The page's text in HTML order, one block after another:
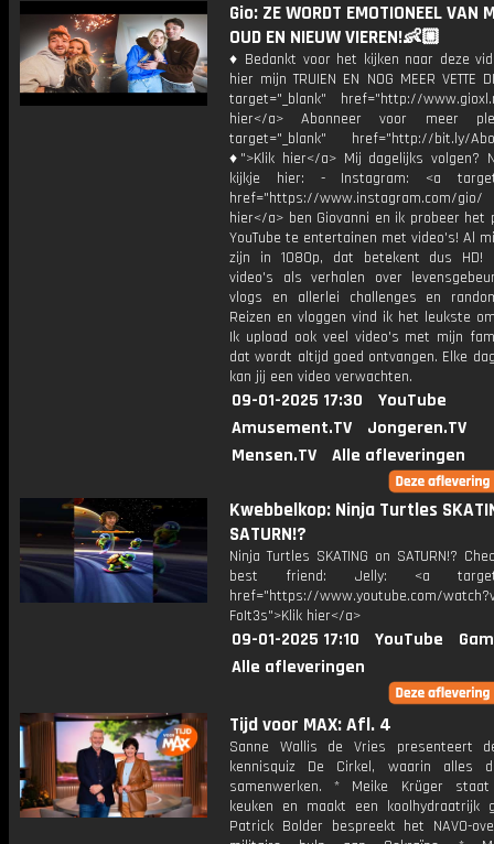
Gio: ZE WORDT EMOTIONEEL VAN
OUD EN NIEUW VIEREN!👶🏼
♦ Bedankt voor het kijken naar deze
hier mijn TRUIEN EN NOG MEER VETTE
target="_blank" href="http://
hier</a> Abonneer voor meer
target="_blank" href="http://bit.ly/
♦">Klik hier</a> Mij dagelijks volgen?
kijkje hier: - Instagram: <a
href="https://www.instagram.com/
hier</a> ben Giovanni en ik probeer het
YouTube te entertainen met video's! Al
zijn in 1080p, dat betekent dus HD!
video's als verhalen over
vlogs en allerlei challenges en
Reizen en vloggen vind ik het leukste
Ik upload ook veel video's met mijn
dat wordt altijd goed ontvangen. Elke
kan jij een video verwachten.
09-01-2025 17:30
YouTube
Amusement.TV
Jongeren.TV
Mensen.TV
Alle afleveringen
Kwebbelkop: Ninja Turtles
SATURN!?
Ninja Turtles SKATING on SATURN!?
best friend: Jelly: <a
href="https://www.youtube.com/
FoIt3s">Klik hier</a>
09-01-2025 17:10 YouTube
Alle afleveringen
Tijd voor MAX: Afl. 4
Sanne Wallis de Vries presenteert
kennisquiz De Cirkel, waarin alles
samenwerken. * Meike Krüger
keuken en maakt een koolhydraatrijk
Patrick Bolder bespreekt het NAVO-